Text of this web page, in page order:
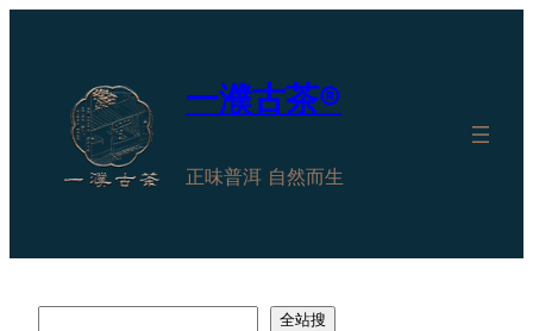
一濮古茶®
正味普洱 自然而生
全站搜